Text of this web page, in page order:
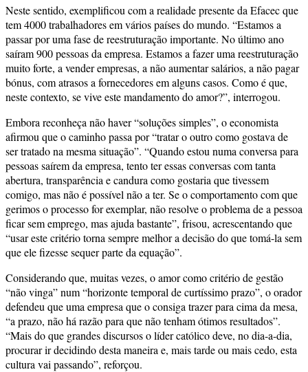
Neste sentido, exemplificou com a realidade presente da Efacec que
tem 4000 trabalhadores em vários países do mundo. “Estamos a
passar por uma fase de reestruturação importante. No último ano
saíram 900 pessoas da empresa. Estamos a fazer uma reestruturação
muito forte, a vender empresas, a não aumentar salários, a não pagar
bónus, com atrasos a fornecedores em alguns casos. Como é que,
neste contexto, se vive este mandamento do amor?”, interrogou.
Embora reconheça não haver “soluções simples”, o economista
afirmou que o caminho passa por “tratar o outro como gostava de
ser tratado na mesma situação”. “Quando estou numa conversa para
pessoas saírem da empresa, tento ter essas conversas com tanta
abertura, transparência e candura como gostaria que tivessem
comigo, mas não é possível não a ter. Se o comportamento com que
gerimos o processo for exemplar, não resolve o problema de a pessoa
ficar sem emprego, mas ajuda bastante”, frisou, acrescentando que
“usar este critério torna sempre melhor a decisão do que tomá-la sem
que ele fizesse sequer parte da equação”.
Considerando que, muitas vezes, o amor como critério de gestão
“não vinga” num “horizonte temporal de curtíssimo prazo”, o orador
defendeu que uma empresa que o consiga trazer para cima da mesa,
“a prazo, não há razão para que não tenham ótimos resultados”.
“Mais do que grandes discursos o líder católico deve, no dia-a-dia,
procurar ir decidindo desta maneira e, mais tarde ou mais cedo, esta
cultura vai passando”, reforçou.